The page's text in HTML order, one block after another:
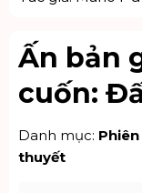
Ấn bản
cuốn:
Tác giả:
Danh mục:
thuyết